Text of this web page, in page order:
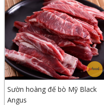
Sườn hoàng đế bò Mỹ Black
Angus